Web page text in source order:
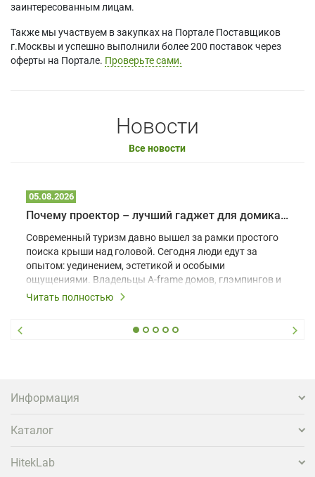
заинтересованным лицам.
Также мы участвуем в закупках на Портале Поставщиков
г.Москвы и успешно выполнили более 200 поставок через
оферты на Портале. Проверьте сами.
Новости
Все новости
05.08.2026
Почему проектор – лучший гаджет для домика в глэмпинге
Современный туризм давно вышел за рамки простого
поиска крыши над головой. Сегодня люди едут за
опытом: уединением, эстетикой и особыми
ощущениями. Владельцы A-frame домов, глэмпингов и
шале понимают, что конкуренция растет, и
вернуться и поделиться впечатлениями в соцсетях,
проектора.
Читать полностью
Информация
Каталог
HitekLab